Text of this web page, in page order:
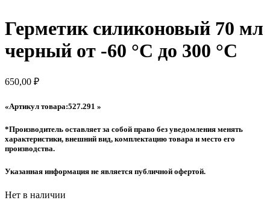
Герметик силиконовый 70 мл
черный от -60 °С до 300 °С
650,00 ₽
«Артикул товара:527.291 »
*Производитель оставляет за собой право без уведомления менять
характеристики, внешний вид, комплектацию товара и место его
производства.
Указанная информация не является публичной офертой.
Нет в наличии